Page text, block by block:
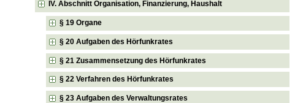
IV. Abschnitt Organisation, Finanzierung, Haushalt
§ 19 Organe
§ 20 Aufgaben des Hörfunkrates
§ 21 Zusammensetzung des Hörfunkrates
§ 22 Verfahren des Hörfunkrates
§ 23 Aufgaben des Verwaltungsrates